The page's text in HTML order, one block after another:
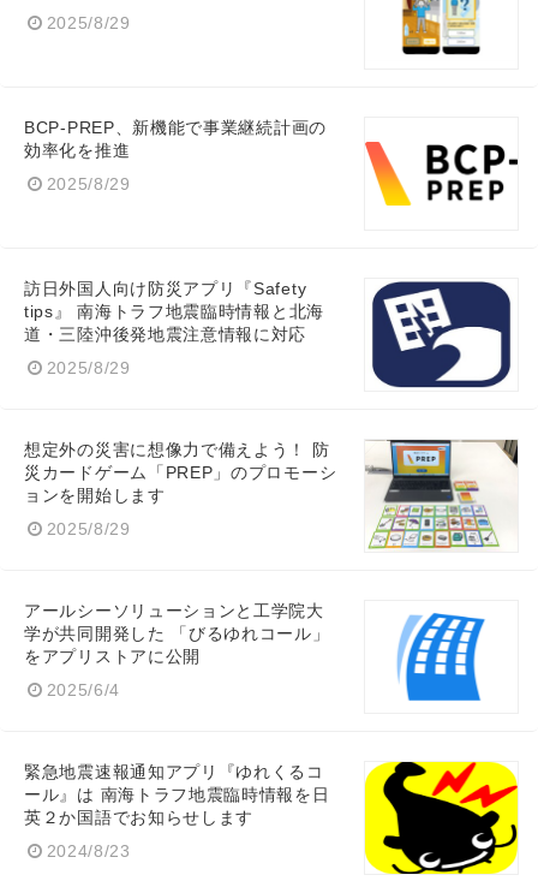
2025/8/29
BCP-PREP、新機能で事業継続計画の
効率化を推進
2025/8/29
訪日外国人向け防災アプリ『Safety
tips』 南海トラフ地震臨時情報と北海
道・三陸沖後発地震注意情報に対応
2025/8/29
想定外の災害に想像力で備えよう！ 防
災カードゲーム「PREP」のプロモーシ
ョンを開始します
2025/8/29
アールシーソリューションと工学院大
学が共同開発した 「びるゆれコール」
をアプリストアに公開
2025/6/4
緊急地震速報通知アプリ『ゆれくるコ
ール』は 南海トラフ地震臨時情報を日
英２か国語でお知らせします
2024/8/23